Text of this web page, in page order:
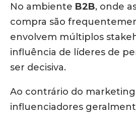
No ambiente B2B, onde
compra são
envolvem múltiplos
influência de líderes de
ser decisiva.
Ao contrário do marketing
influenciadores